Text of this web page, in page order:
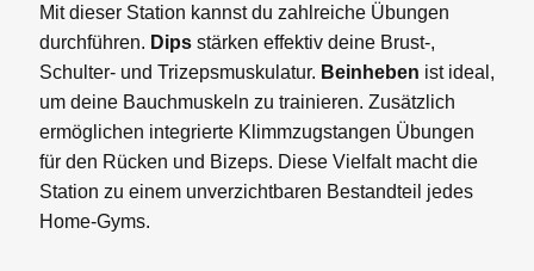
Mit dieser Station kannst du zahlreiche Übungen
durchführen. Dipsstärken effektiv deine Brust-,
Schulter- und Trizepsmuskulatur. Beinheben ist ideal,
um deine Bauchmuskeln zu trainieren. Zusätzlich
ermöglichen integrierte Klimmzugstangen Übungen
für den Rücken und Bizeps. Diese Vielfalt macht die
Station zu einem unverzichtbaren Bestandteil jedes
Home-Gyms.